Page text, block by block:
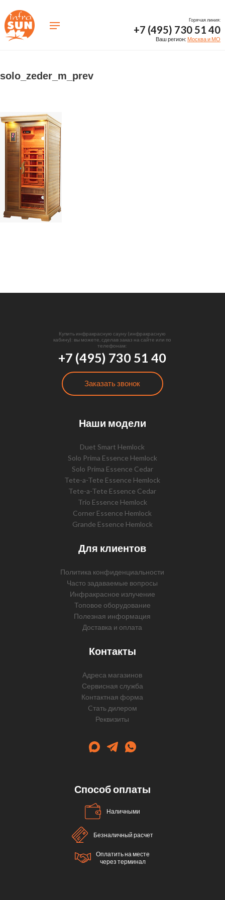
Горячая линия:
+7 (495) 730 51 40
Ваш регион: Москва и МО
solo_zeder_m_prev
Купить инфракрасную сауну (инфракрасную
кабину): вы можете, сделав заказ на сайте или по
телефонам:
+7 (495) 730 51 40
Заказать звонок
Наши модели
Duet Smart Hemlock
Solo Prima Essence Hemlock
Solo Prima Essence Cedar
Tete-a-Tete Essence Hemlock
Tete-a-Tete Essence Cedar
Trio Essence Hemlock
Corner Essence Hemlock
Grande Essence Hemlock
Для клиентов
Политика конфиденциальности
Часто задаваемые вопросы
Инфракрасное излучение
Топовое оборудование
Полезная информация
Доставка и оплата
Контакты
Адреса магазинов
Сервисная служба
Контактная форма
Cтать дилером
Реквизиты
Способ оплаты
Наличными
Безналичный расчет
Оплатить на месте
через терминал